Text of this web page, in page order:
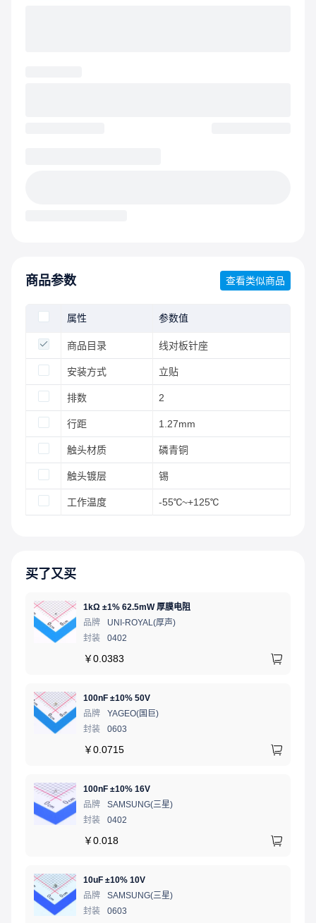
商品参数 查看类似商品
属性 参数值
商品目录 线对板针座
安装方式 立贴
排数 2
行距 1.27mm
触头材质 磷青铜
触头镀层 锡
工作温度 -55℃~+125℃
买了又买
1kΩ ±1% 62.5mW 厚膜电阻
品牌
UNI-ROYAL(厚声)
封装
0402
￥0.0383
100nF ±10% 50V
品牌
YAGEO(国巨)
封装
0603
￥0.0715
100nF ±10% 16V
品牌
SAMSUNG(三星)
封装
0402
￥0.018
10uF ±10% 10V
品牌
SAMSUNG(三星)
封装
0603